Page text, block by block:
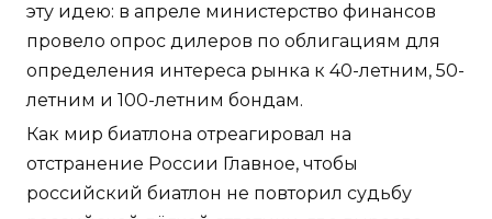
эту идею: в апреле министерство финансов
провело опрос дилеров по облигациям для
определения интереса рынка к 40-летним, 50-
летним и 100-летним бондам.
Как мир биатлона отреагировал на
отстранение России Главное, чтобы
российский биатлон не повторил судьбу